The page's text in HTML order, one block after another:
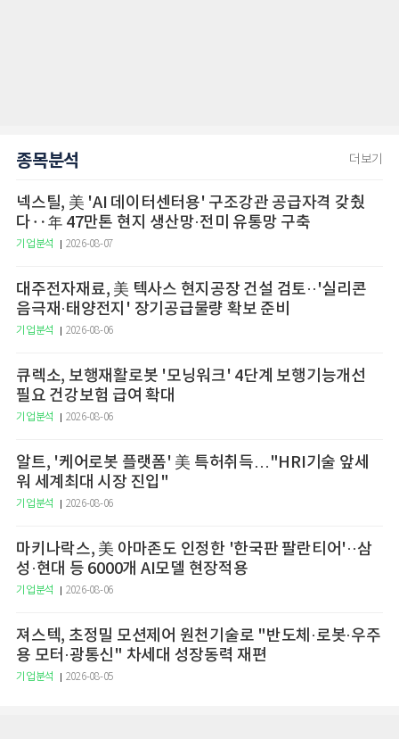
종목분석 더보기
넥스틸, 美 'AI 데이터센터용' 구조강관 공급자격 갖췄
다‥年 47만톤 현지 생산망·전미 유통망 구축
기업분석 2026-08-07
대주전자재료, 美 텍사스 현지공장 건설 검토··'실리콘
음극재·태양전지' 장기공급물량 확보 준비
기업분석 2026-08-06
큐렉소, 보행재활로봇 '모닝워크' 4단계 보행기능개선
필요 건강보험 급여 확대
기업분석 2026-08-06
알트, '케어로봇 플랫폼' 美 특허취득…"HRI기술 앞세
워 세계최대 시장 진입"
기업분석 2026-08-06
마키나락스, 美 아마존도 인정한 '한국판 팔란티어'··삼
성·현대 등 6000개 AI모델 현장적용
기업분석 2026-08-06
져스텍, 초정밀 모션제어 원천기술로 "반도체·로봇·우주
용 모터·광통신" 차세대 성장동력 재편
기업분석 2026-08-05